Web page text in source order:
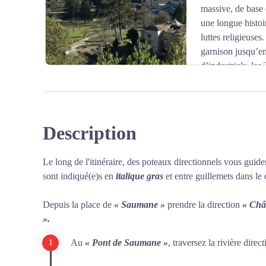
Voir l'image en plein écran
massive, de
une longue
luttes
garnison
d’industriels, les
sous l’autorité du commandant Audibert.
Description
Le long de l'itinéraire, des poteaux directionnels vous
sont indiqué(e)s en italique gras et entre guillemets dans le
Depuis la place de « Saumane » prendre la direction «
».
Au « Pont de Saumane », traversez la rivière